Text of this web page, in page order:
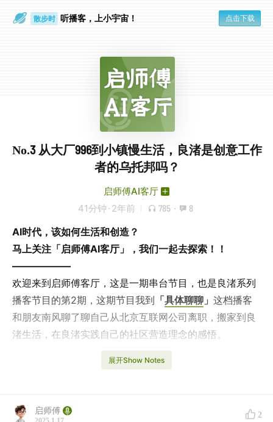
散步时 听播客，上小宇宙！ 点击下载
No.3 从大厂996到小镇慢生活，良渚是创意工作
者的乌托邦吗？
启师傅AI客厅
41分钟 · 2年前 785 · 8
AI时代，该如何生活和创造？
马上关注「启师傅AI客厅」，我们一起去探索！！
——————
欢迎来到启师傅客厅，这是一期串台节目，也是良渚系列
播客节目的第2期，这期节目我到 「具体聊聊 」 这档播客
和朋友南风聊了聊自己从北京互联网公司离职，搬家到良
渚生活，在良渚实践自己的社区营造理念的感悟。
南风是一位写作疗愈师、创作者教练
这期播客我自己回听的时候，也很有感触，希望对你也有
展开Show Notes
启师傅 2